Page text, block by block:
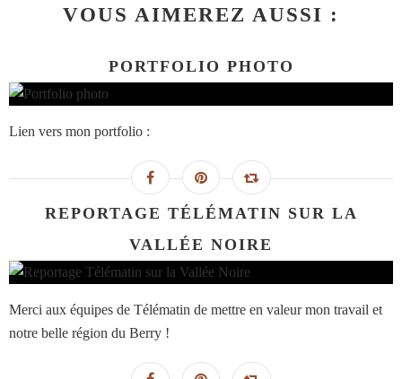
VOUS AIMEREZ AUSSI :
PORTFOLIO PHOTO
Lien vers mon portfolio :
REPORTAGE TÉLÉMATIN SUR LA
VALLÉE NOIRE
Merci aux équipes de Télématin de mettre en valeur mon travail et
notre belle région du Berry !